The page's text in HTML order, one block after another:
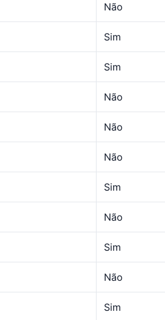
Não
Sim
Sim
Não
Não
Não
Sim
Não
Sim
Não
Sim